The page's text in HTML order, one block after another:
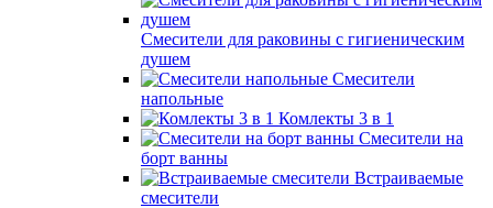
Смесители для раковины с гигиеническим
душем
Смесители
напольные
Комлекты 3 в 1
Смесители на
борт ванны
Встраиваемые
смесители